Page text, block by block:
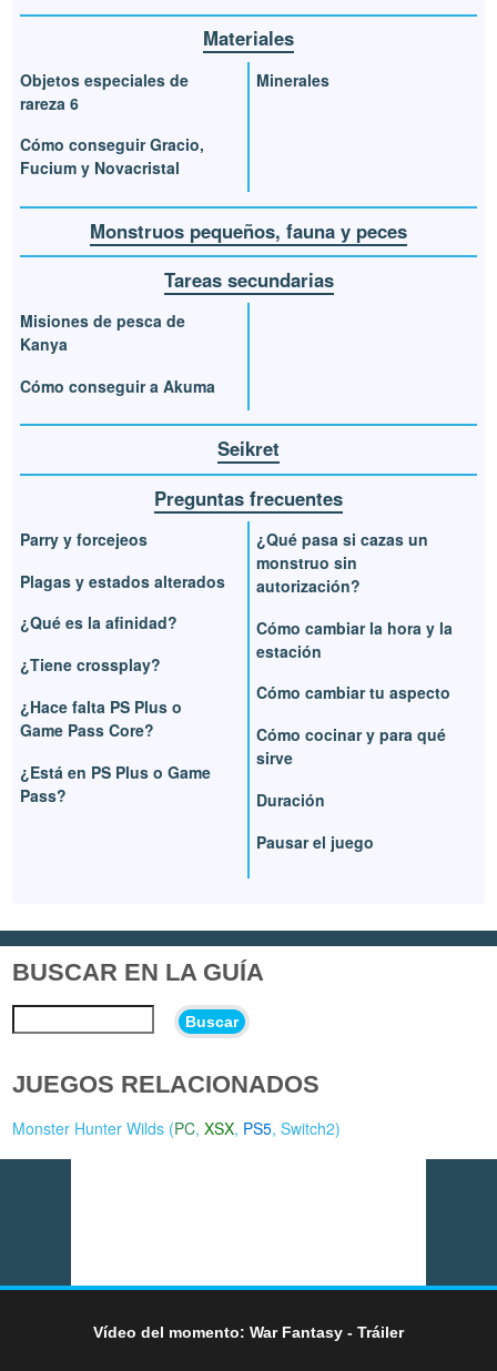
Materiales
Objetos especiales de
rareza 6
Cómo conseguir Gracio,
Fucium y Novacristal
Minerales
Monstruos pequeños, fauna y peces
Tareas secundarias
Misiones de pesca de
Kanya
Cómo conseguir a Akuma
Seikret
Preguntas frecuentes
Parry y forcejeos
Plagas y estados alterados
¿Qué es la afinidad?
¿Tiene crossplay?
¿Hace falta PS Plus o
Game Pass Core?
¿Está en PS Plus o Game
Pass?
¿Qué pasa si cazas un
monstruo sin
autorización?
Cómo cambiar la hora y la
estación
Cómo cambiar tu aspecto
Cómo cocinar y para qué
sirve
Duración
Pausar el juego
BUSCAR EN LA GUÍA
Buscar
JUEGOS RELACIONADOS
Monster Hunter Wilds (PC,XSX, PS5,Switch2)
Vídeo del momento: War Fantasy - Tráiler